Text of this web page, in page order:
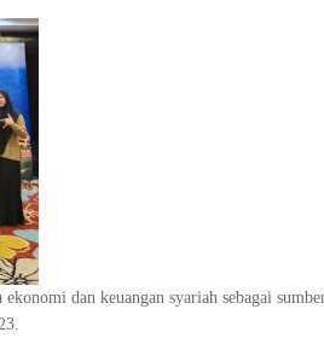
dan keuangan syariah sebagai